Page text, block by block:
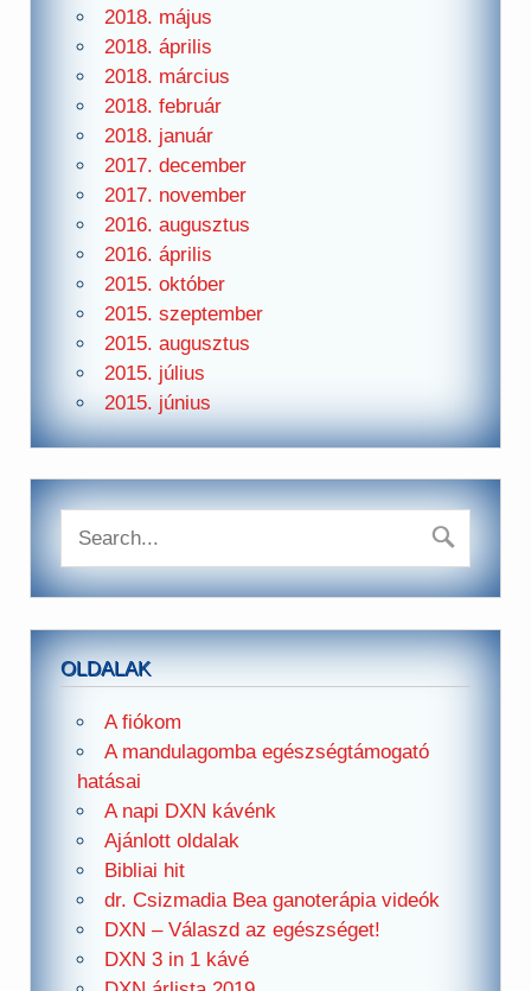
2018. május
2018. április
2018. március
2018. február
2018. január
2017. december
2017. november
2016. augusztus
2016. április
2015. október
2015. szeptember
2015. augusztus
2015. július
2015. június
OLDALAK
A fiókom
A mandulagomba egészségtámogató
hatásai
A napi DXN kávénk
Ajánlott oldalak
Bibliai hit
dr. Csizmadia Bea ganoterápia videók
DXN – Válaszd az egészséget!
DXN 3 in 1 kávé